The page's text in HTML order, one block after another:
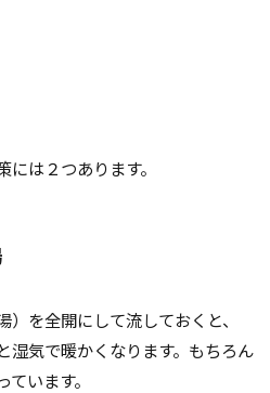
は２つあります。
を全開にして流しておくと、
湿気で暖かくなります。もちろん
います。